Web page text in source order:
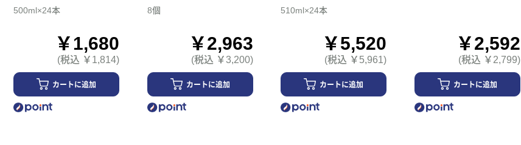
500ml×24本
￥1,680
(税込 ￥1,814)
カートに追加
8個
￥2,963
(税込 ￥3,200)
カートに追加
510ml×24本
￥5,520
(税込 ￥5,961)
カートに追加
￥2,592
(税込 ￥2,799)
カートに追加